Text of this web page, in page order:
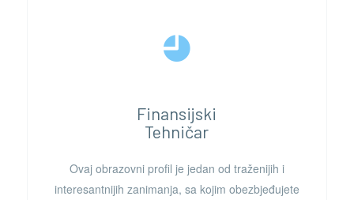
Finansijski
Tehničar
Ovaj obrazovni profil je jedan od traženijih i
interesantnijih zanimanja, sa kojim obezbjeđujete